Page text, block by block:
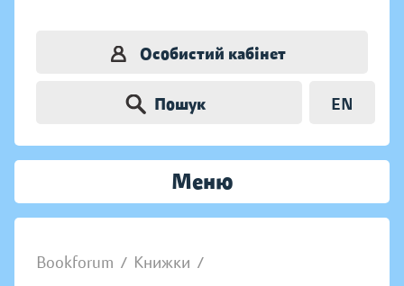
Особистий кабінет
Пошук EN
Меню
Bookforum / Книжки /